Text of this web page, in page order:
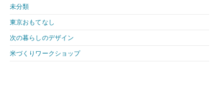
未分類
東京おもてなし
次の暮らしのデザイン
米づくりワークショップ